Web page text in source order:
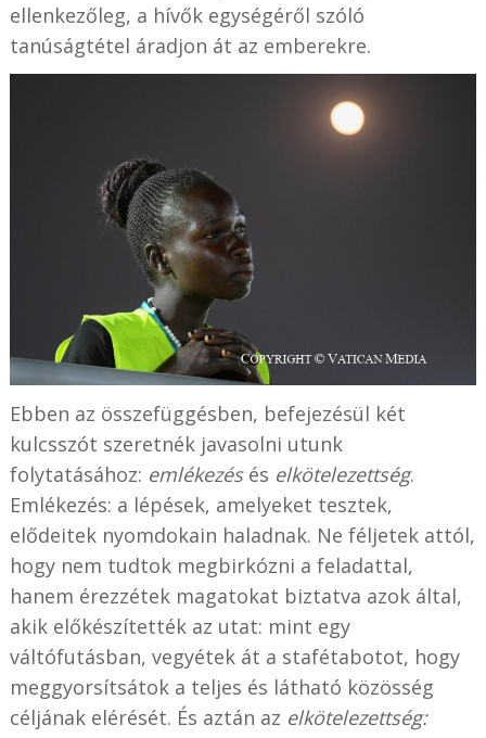
ellenkezőleg, a hívők egységéről szóló
tanúságtétel áradjon át az emberekre.
Ebben az összefüggésben, befejezésül két
kulcsszót szeretnék javasolni utunk
folytatásához: emlékezésés elkötelezettség.
Emlékezés: a lépések, amelyeket tesztek,
elődeitek nyomdokain haladnak. Ne féljetek attól,
hogy nem tudtok megbirkózni a feladattal,
hanem érezzétek magatokat biztatva azok által,
akik előkészítették az utat: mint egy
váltófutásban, vegyétek át a stafétabotot, hogy
meggyorsítsátok a teljes és látható közösség
céljának elérését. És aztán az elkötelezettség: